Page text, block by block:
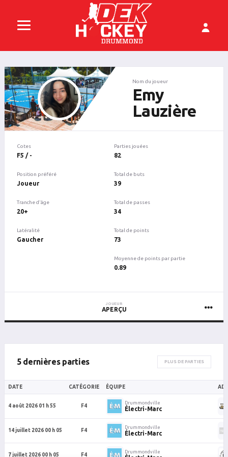
Nom du joueur
Emy
Lauzière
Cotes
F5 / -
Position préféré
Joueur
Tranche d'âge
20+
Latéralité
Gaucher
Parties jouées
82
Total de buts
39
Total de passes
34
Total de points
73
Moyenne de points par partie
0.89
JOUEUR
APERÇU
5 dernières parties PLUS DE PARTIES
DATE CATÉGORIE ÉQUIPE
4 août 2026 01 h 55 F4
Drummondville
Électri-Marc
14 juillet 2026 00 h 05 F4
Drummondville
Électri-Marc
7 juillet 2026 00 h 05 F4
Drummondville